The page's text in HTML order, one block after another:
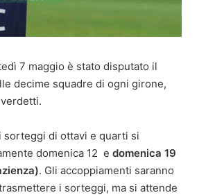
7 maggio è stato disputato il
decime squadre di ogni girone,
sorteggi di ottavi e quarti si
domenica 12 e domenica 19
. Gli accoppiamenti saranno
i sorteggi, ma si attende